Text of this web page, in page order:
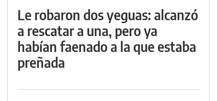
Le robaron dos yeguas: alcanzó
a rescatar a una, pero ya
habían faenado a la que estaba
preñada